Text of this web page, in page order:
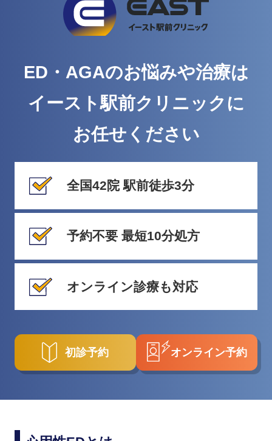
ED・AGAのお悩みや治療は
イースト駅前クリニックに
お任せください
全国42院 駅前徒歩3分
予約不要 最短10分処方
オンライン診療も対応
初診予約 オンライン予約